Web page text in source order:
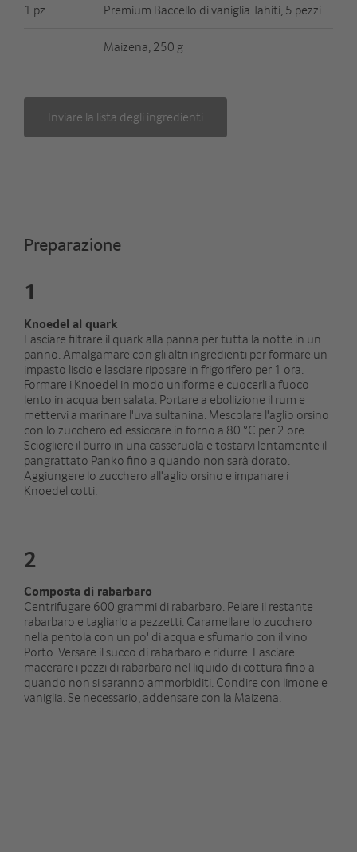
1 pz Premium Baccello di vaniglia Tahiti, 5 pezzi
Maizena, 250 g
Inviare la lista degli ingredienti
Preparazione
1
Knoedel al quark
Lasciare filtrare il quark alla panna per tutta la notte in un
panno. Amalgamare con gli altri ingredienti per formare un
impasto liscio e lasciare riposare in frigorifero per 1 ora.
Formare i Knoedel in modo uniforme e cuocerli a fuoco
lento in acqua ben salata. Portare a ebollizione il rum e
mettervi a marinare l'uva sultanina. Mescolare l'aglio orsino
con lo zucchero ed essiccare in forno a 80 °C per 2 ore.
Sciogliere il burro in una casseruola e tostarvi lentamente il
pangrattato Panko fino a quando non sarà dorato.
Aggiungere lo zucchero all'aglio orsino e impanare i
Knoedel cotti.
2
Composta di rabarbaro
Centrifugare 600 grammi di rabarbaro. Pelare il restante
rabarbaro e tagliarlo a pezzetti. Caramellare lo zucchero
nella pentola con un po' di acqua e sfumarlo con il vino
Porto. Versare il succo di rabarbaro e ridurre. Lasciare
macerare i pezzi di rabarbaro nel liquido di cottura fino a
quando non si saranno ammorbiditi. Condire con limone e
vaniglia. Se necessario, addensare con la Maizena.